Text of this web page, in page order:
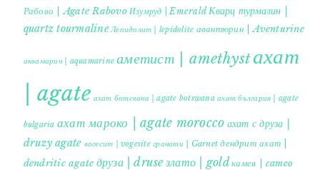
Рабово | Agate Rabovo Изумруд | Emerald Кварц турмалин |
quartz tourmaline Лепидолит | lepidolite авантюрин | Aventurine
аквамарин | aquamarine аметист | amethystахат
| agate ахат ботсвана | agate botswana ахат българия | agate
bulgaria ахат мароко | agate morocco ахат с друза |
druzy agate вогесит | vogesite гранати | Garnet дендрит ахат |
dendritic agate друза | druse злато | gold камея | cameo